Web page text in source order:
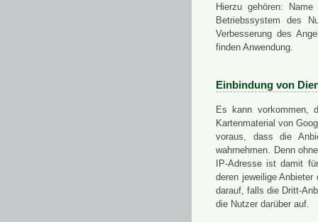
Hierzu gehören:
Betriebssystem des
Verbesserung des
finden Anwendung.
Einbindung von
Es kann vorkommen,
Kartenmaterial von
voraus, dass die
wahrnehmen. Denn
IP-Adresse ist damit
deren jeweilige
darauf, falls die Dritt-
die Nutzer darüber auf.